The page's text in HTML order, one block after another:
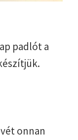
padlót a
onnan